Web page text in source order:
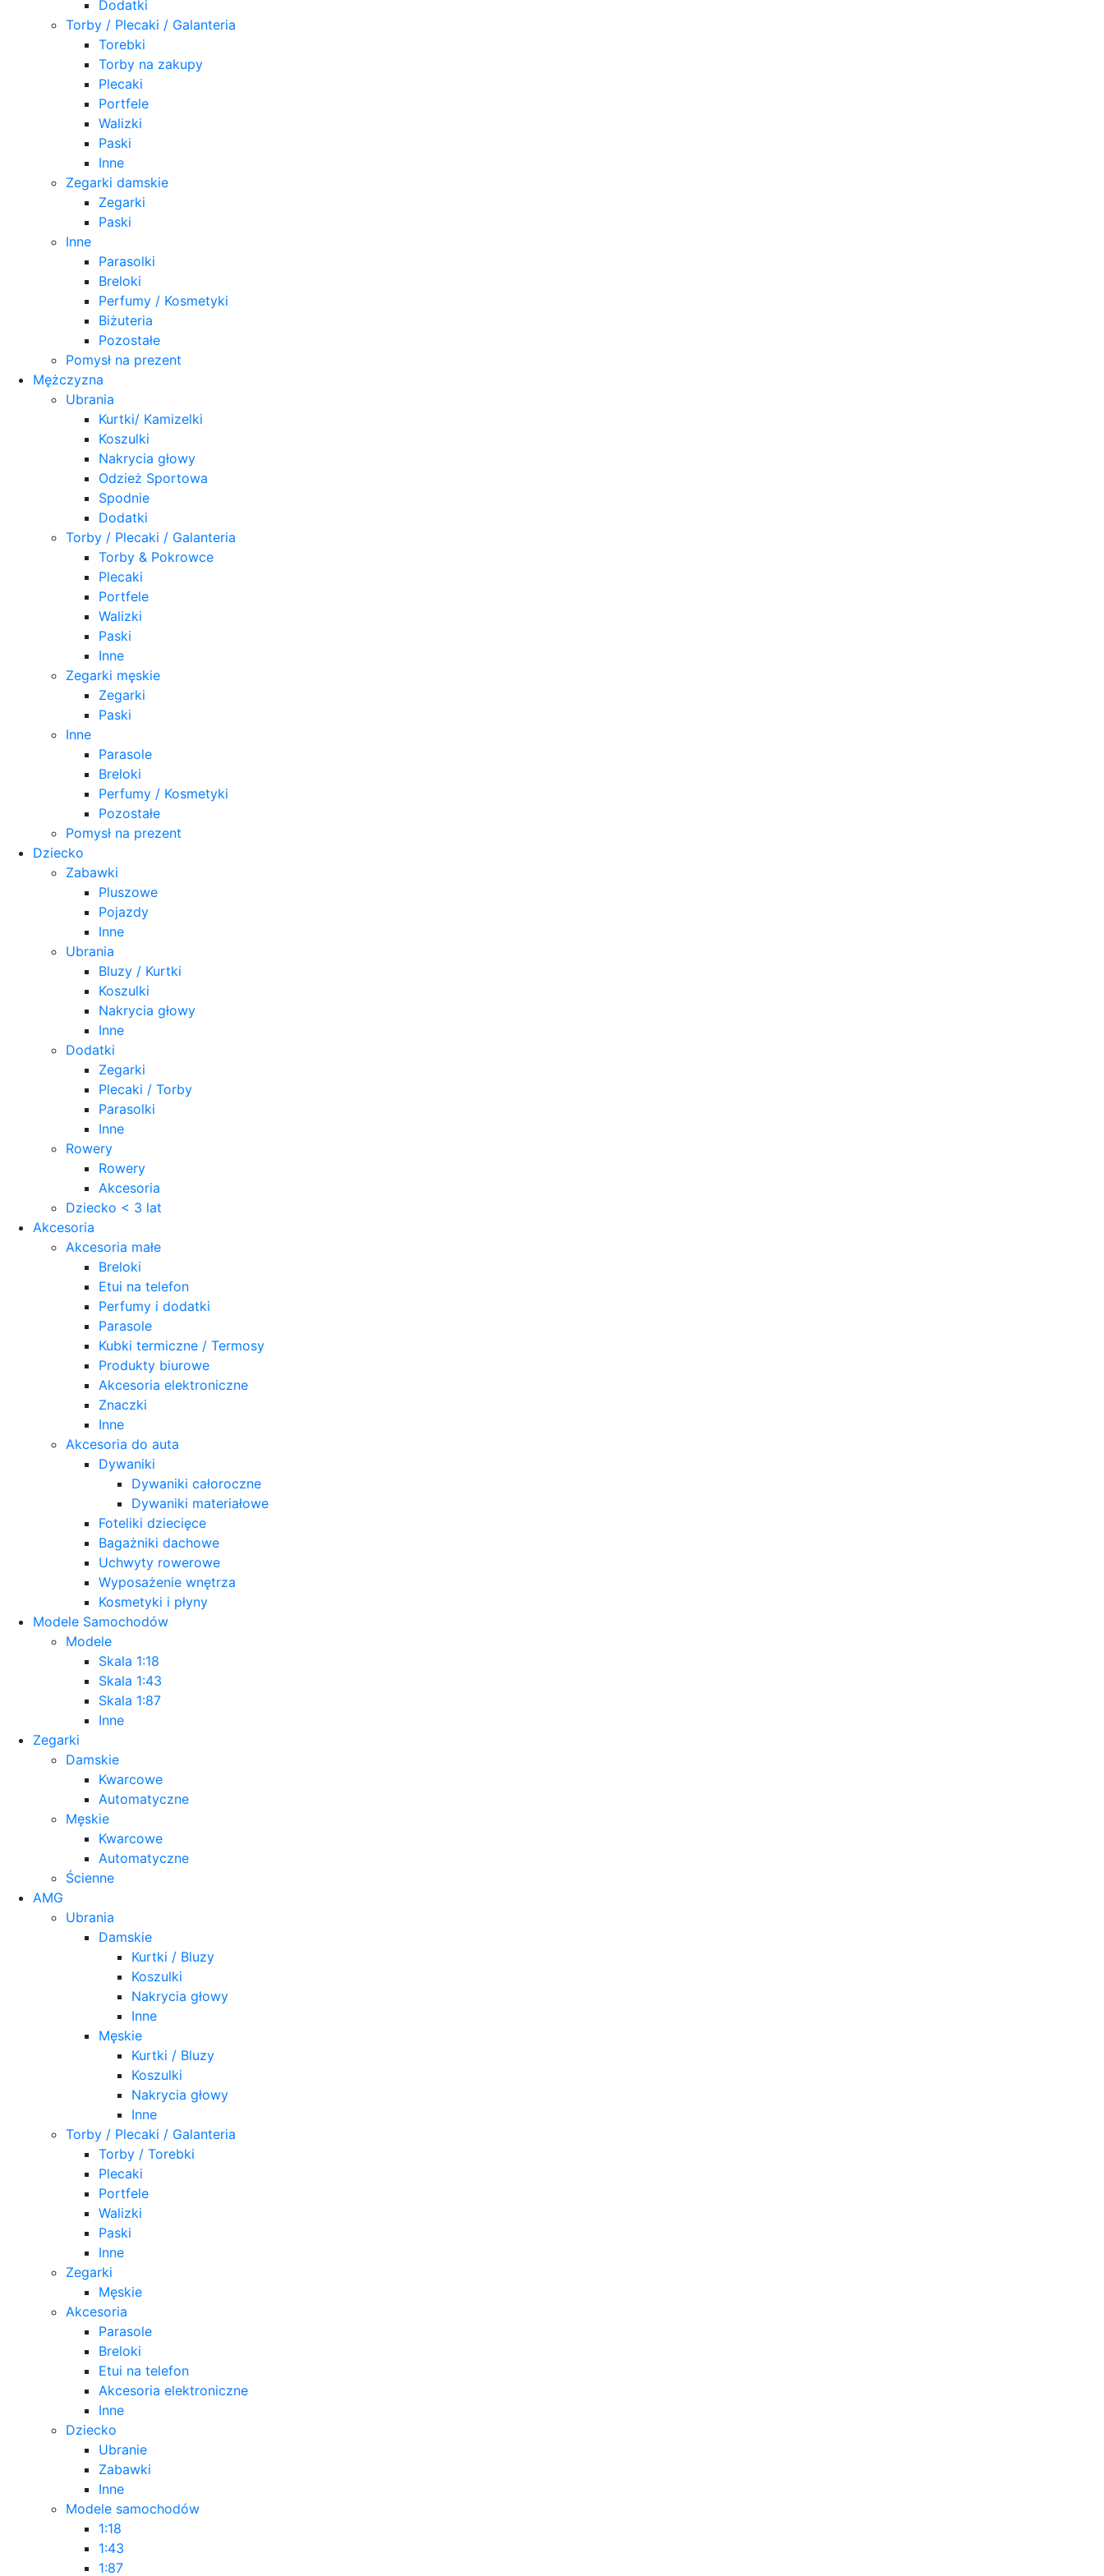
Dodatki
Torby / Plecaki / Galanteria
Torebki
Torby na zakupy
Plecaki
Portfele
Walizki
Paski
Inne
Zegarki damskie
Zegarki
Paski
Inne
Parasolki
Breloki
Perfumy / Kosmetyki
Biżuteria
Pozostałe
Pomysł na prezent
Mężczyzna
Ubrania
Kurtki/ Kamizelki
Koszulki
Nakrycia głowy
Odzież Sportowa
Spodnie
Dodatki
Torby / Plecaki / Galanteria
Torby & Pokrowce
Plecaki
Portfele
Walizki
Paski
Inne
Zegarki męskie
Zegarki
Paski
Inne
Parasole
Breloki
Perfumy / Kosmetyki
Pozostałe
Pomysł na prezent
Dziecko
Zabawki
Pluszowe
Pojazdy
Inne
Ubrania
Bluzy / Kurtki
Koszulki
Nakrycia głowy
Inne
Dodatki
Zegarki
Plecaki / Torby
Parasolki
Inne
Rowery
Rowery
Akcesoria
Dziecko < 3 lat
Akcesoria
Akcesoria małe
Breloki
Etui na telefon
Perfumy i dodatki
Parasole
Kubki termiczne / Termosy
Produkty biurowe
Akcesoria elektroniczne
Znaczki
Inne
Akcesoria do auta
Dywaniki
Dywaniki całoroczne
Dywaniki materiałowe
Foteliki dziecięce
Bagażniki dachowe
Uchwyty rowerowe
Wyposażenie wnętrza
Kosmetyki i płyny
Modele Samochodów
Modele
Skala 1:18
Skala 1:43
Skala 1:87
Inne
Zegarki
Damskie
Kwarcowe
Automatyczne
Męskie
Kwarcowe
Automatyczne
Ścienne
AMG
Ubrania
Damskie
Kurtki / Bluzy
Koszulki
Nakrycia głowy
Inne
Męskie
Kurtki / Bluzy
Koszulki
Nakrycia głowy
Inne
Torby / Plecaki / Galanteria
Torby / Torebki
Plecaki
Portfele
Walizki
Paski
Inne
Zegarki
Męskie
Akcesoria
Parasole
Breloki
Etui na telefon
Akcesoria elektroniczne
Inne
Dziecko
Ubranie
Zabawki
Inne
Modele samochodów
1:18
1:43
1:87